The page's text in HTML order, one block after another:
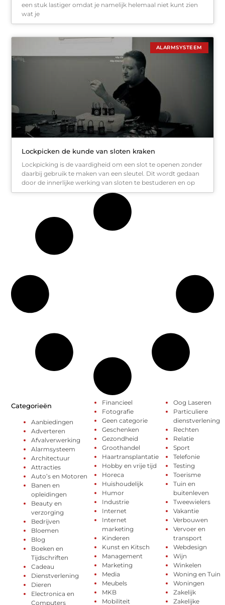
een stuk lastiger omdat je namelijk helemaal niet kunt zien
wat je
ALARMSYSTEEM
Lockpicken de kunde van sloten kraken
Lockpicking is de vaardigheid om een slot te openen zonder
daarbij gebruik te maken van een sleutel. Dit wordt gedaan
door de innerlijke werking van sloten te bestuderen en op
Categorieën
Aanbiedingen
Adverteren
Afvalverwerking
Alarmsysteem
Architectuur
Attracties
Auto’s en Motoren
Banen en
opleidingen
Beauty en
verzorging
Bedrijven
Bloemen
Blog
Boeken en
Tijdschriften
Cadeau
Dienstverlening
Dieren
Electronica en
Computers
Financieel
Fotografie
Geen categorie
Geschenken
Gezondheid
Groothandel
Haartransplantatie
Hobby en vrije tijd
Horeca
Huishoudelijk
Humor
Industrie
Internet
Internet
marketing
Kinderen
Kunst en Kitsch
Management
Marketing
Media
Meubels
MKB
Mobiliteit
Oog Laseren
Particuliere
dienstverlening
Rechten
Relatie
Sport
Telefonie
Testing
Toerisme
Tuin en
buitenleven
Tweewielers
Vakantie
Verbouwen
Vervoer en
transport
Webdesign
Wijn
Winkelen
Woning en Tuin
Woningen
Zakelijk
Zakelijke